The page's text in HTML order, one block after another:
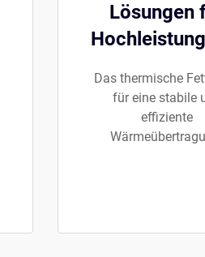
Lösungen
Das thermische
für eine stabile
effiziente